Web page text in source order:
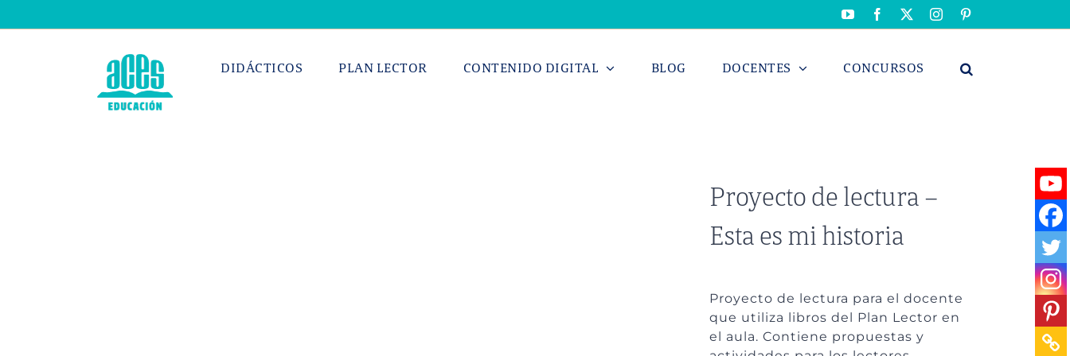
al
YouTubeFacebook Instagram
DIDÁCTICOS PLAN LECTOR CONTENIDO DIGITAL BLOG DOCENTES CONCURSOS
Proyecto de lectura –
Esta es mi historia
Proyecto de lectura para el docente
que utiliza libros del Plan Lector en
el aula. Contiene propuestas y